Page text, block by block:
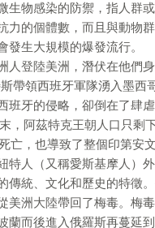
生物感染的防禦，指人群
力的個體數，而且與動物
發生大規模的爆發流行。
人登陸美洲，潛伏在他們
斯帶領西班牙軍隊湧入墨
班牙的侵略，卻倒在了肆
，阿茲特克王朝人口只剩
亡，也導致了整個印第安
特人（又稱愛斯基摩人）
傳統、文化和歷史的特徵
美洲大陸帶回了梅毒。梅
蘭而後進入俄羅斯再蔓延